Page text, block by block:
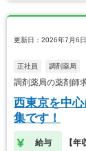
更新日：2026年7月6日
正社員 調剤薬局
調剤薬局の薬剤師
西東京を中
集です！
給与 【